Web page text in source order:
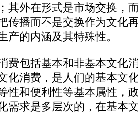
其外在形式是市场交换，
传播而不是交换作为文化
产的内涵及其特殊性。
包括基本和非基本文化
化消费，是人们的基本文
性和便利性等基本属性，
需求是多层次的，在基本